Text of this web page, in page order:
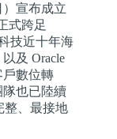
宣布成立
式跨足
技近十年海
及 Oracle
戶數位轉
也已陸續
整、最接地